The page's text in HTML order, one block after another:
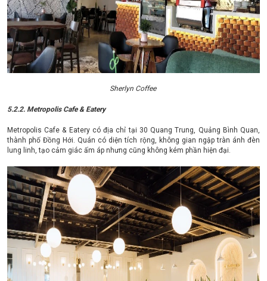
Sherlyn Coffee
5.2.2. Metropolis Cafe & Eatery
Metropolis Cafe & Eatery có địa chỉ tại 30 Quang Trung, Quảng Bình Quan,
thành phố Đồng Hới. Quán có diện tích rộng, không gian ngập tràn ánh đèn
lung linh, tạo cảm giác ấm áp nhưng cũng không kém phần hiện đại.